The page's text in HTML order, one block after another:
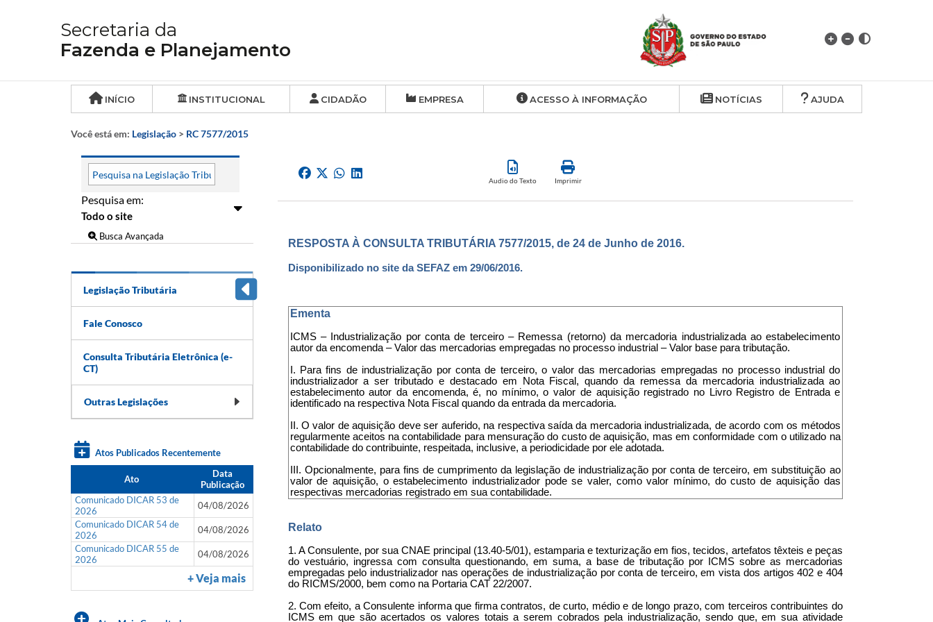
Secretaria da
Fazenda e Planejamento
INÍCIO INSTITUCIONAL CIDADÃO EMPRESA ACESSO À INFORMAÇÃO NOTÍCIAS AJUDA
Você está em: Legislação > RC 7577/2015
Pesquisa em:
Busca Avançada
Legislação Tributária
Fale Conosco
Consulta Tributária Eletrônica (e-
CT)
Outras Legislações
Atos Publicados Recentemente
Ato
Data
Publicação
Comunicado DICAR 53 de
2026
04/08/2026
Comunicado DICAR 54 de
2026
04/08/2026
Comunicado DICAR 55 de
2026
04/08/2026
+ Veja mais
Audio do Texto Imprimir
RESPOSTA À CONSULTA TRIBUTÁRIA 7577/2015, de 24 de Junho de 2016.
Disponibilizado no site da SEFAZ em 29/06/2016.
Ementa
ICMS – Industrialização por conta de terceiro – Remessa (retorno) da mercadoria industrializada ao estabelecimento
autor da encomenda – Valor das mercadorias empregadas no processo industrial – Valor base para tributação.
I. Para fins de industrialização por conta de terceiro, o valor das mercadorias empregadas no processo industrial do
industrializador a ser tributado e destacado em Nota Fiscal, quando da remessa da mercadoria industrializada ao
estabelecimento autor da encomenda, é, no mínimo, o valor de aquisição registrado no Livro Registro de Entrada e
identificado na respectiva Nota Fiscal quando da entrada da mercadoria.
II. O valor de aquisição deve ser auferido, na respectiva saída da mercadoria industrializada, de acordo com os métodos
regularmente aceitos na contabilidade para mensuração do custo de aquisição, mas em conformidade com o utilizado na
contabilidade do contribuinte, respeitada, inclusive, a periodicidade por ele adotada.
III. Opcionalmente, para fins de cumprimento da legislação de industrialização por conta de terceiro, em substituição ao
valor de aquisição, o estabelecimento industrializador pode se valer, como valor mínimo, do custo de aquisição das
respectivas mercadorias registrado em sua contabilidade.
Relato
1. A Consulente, por sua CNAE principal (13.40-5/01), estamparia e texturização em fios, tecidos, artefatos têxteis e peças
do vestuário, ingressa com consulta questionando, em suma, a base de tributação por ICMS sobre as mercadorias
empregadas pelo industrializador nas operações de industrialização por conta de terceiro, em vista dos artigos 402 e 404
do RICMS/2000, bem como na Portaria CAT 22/2007.
2. Com efeito, a Consulente informa que firma contratos, de curto, médio e de longo prazo, com terceiros contribuintes do
ICMS em que são acertados os valores totais a serem cobrados pela industrialização, sendo que, em sua atividade